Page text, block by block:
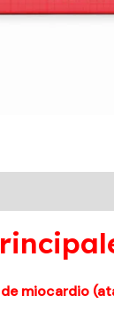
miocardio